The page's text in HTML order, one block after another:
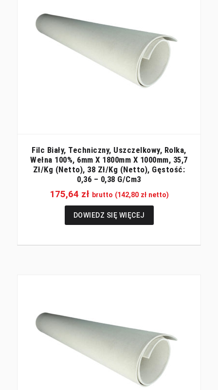
Filc Biały, Techniczny, Uszczelkowy, Rolka,
Wełna 100%, 6mm X 1800mm X 1000mm, 35,7
Zł/kg (netto), 38 Zł/kg (netto), Gęstość:
0,36 – 0,38 G/cm3
175,64 zł brutto (142,80 złnetto)
DOWIEDZ SIĘ WIĘCEJ